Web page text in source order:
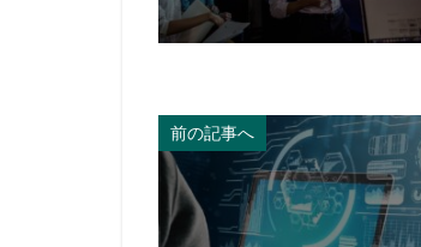
前の記事へ